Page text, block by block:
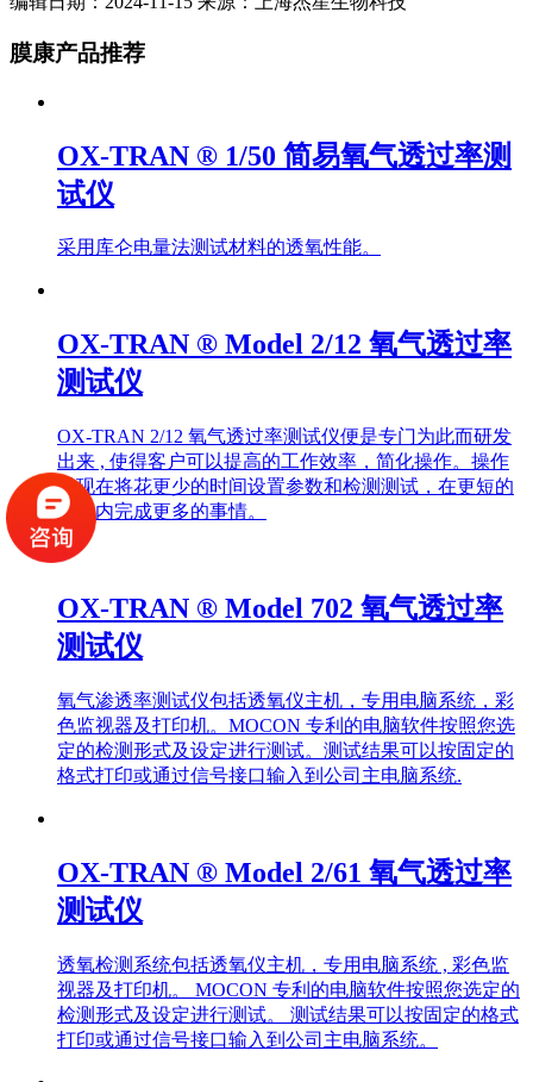
膜康产品推荐
OX-TRAN ® 1/50 简易氧气透过率测
试仪
采用库仑电量法测试材料的透氧性能。
OX-TRAN ® Model 2/12 氧气透过率
测试仪
OX-TRAN 2/12 氧气透过率测试仪便是专门为此而研发
出来 , 使得客户可以提高的工作效率，简化操作。操作
员现在将花更少的时间设置参数和检测测试，在更短的
时间内完成更多的事情。
OX-TRAN ® Model 702 氧气透过率
测试仪
氧气渗透率测试仪包括透氧仪主机，专用电脑系统，彩
色监视器及打印机。MOCON 专利的电脑软件按照您选
定的检测形式及设定进行测试。测试结果可以按固定的
格式打印或通过信号接口输入到公司主电脑系统.
OX-TRAN ® Model 2/61 氧气透过率
测试仪
透氧检测系统包括透氧仪主机，专用电脑系统 , 彩色监
视器及打印机。 MOCON 专利的电脑软件按照您选定的
检测形式及设定进行测试。 测试结果可以按固定的格式
打印或通过信号接口输入到公司主电脑系统。